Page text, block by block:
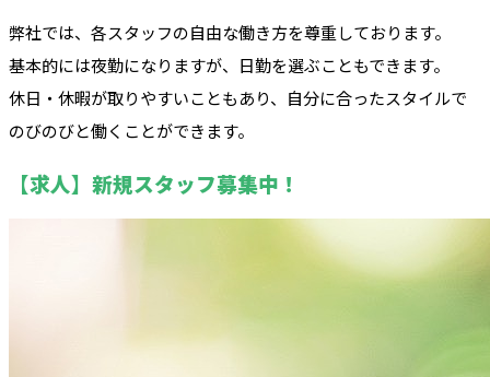
弊社では、各スタッフの自由な働き方を尊重しております。
基本的には夜勤になりますが、日勤を選ぶこともできます。
休日・休暇が取りやすいこともあり、自分に合ったスタイルで
のびのびと働くことができます。
【求人】新規スタッフ募集中！